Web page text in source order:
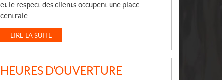
et le respect des clients occupent une place
centrale.
LIRE LA SUITE
HEURES D'OUVERTURE